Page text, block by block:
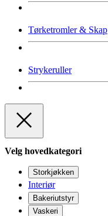
Tørketromler & Skap
Strykeruller
Velg hovedkategori
Storkjøkken
Interiør
Bakeriutstyr
Vaskeri